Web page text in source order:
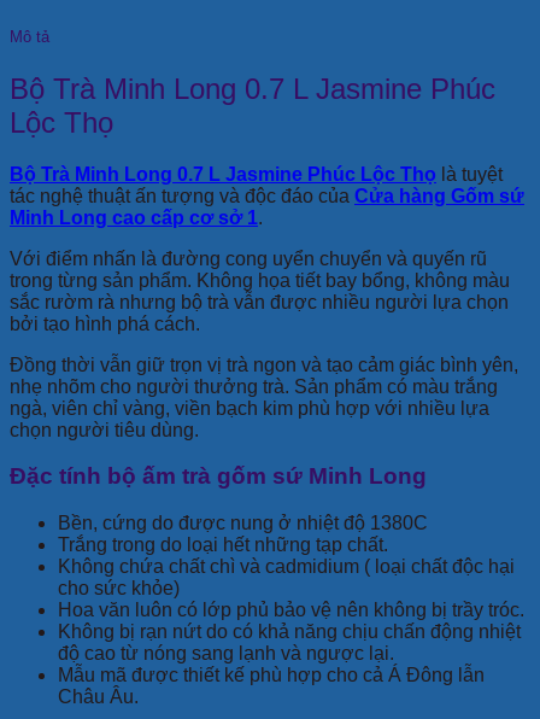
Mô tả
Bộ Trà Minh Long 0.7 L Jasmine Phúc
Lộc Thọ
Bộ Trà Minh Long 0.7 L Jasmine Phúc Lộc Thọ là tuyệt
tác nghệ thuật ấn tượng và độc đáo của Cửa hàng Gốm sứ
Minh Long cao cấp cơ sở 1.
Với điểm nhấn là đường cong uyển chuyển và quyến rũ
trong từng sản phẩm. Không họa tiết bay bổng, không màu
sắc rườm rà nhưng bộ trà vẫn được nhiều người lựa chọn
bởi tạo hình phá cách.
Đồng thời vẫn giữ trọn vị trà ngon và tạo cảm giác bình yên,
nhẹ nhõm cho người thưởng trà. Sản phẩm có màu trắng
ngà, viên chỉ vàng, viền bạch kim phù hợp với nhiều lựa
chọn người tiêu dùng.
Đặc tính bộ ấm trà gốm sứ Minh Long
Bền, cứng do được nung ở nhiệt độ 1380C
Trắng trong do loại hết những tạp chất.
Không chứa chất chì và cadmidium ( loại chất độc hại
cho sức khỏe)
Hoa văn luôn có lớp phủ bảo vệ nên không bị trầy tróc.
Không bị rạn nứt do có khả năng chịu chấn động nhiệt
độ cao từ nóng sang lạnh và ngược lại.
Mẫu mã được thiết kế phù hợp cho cả Á Đông lẫn
Châu Âu.